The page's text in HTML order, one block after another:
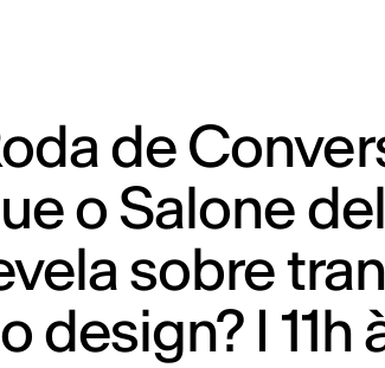
de
o Salone
sobre
design? I 11h